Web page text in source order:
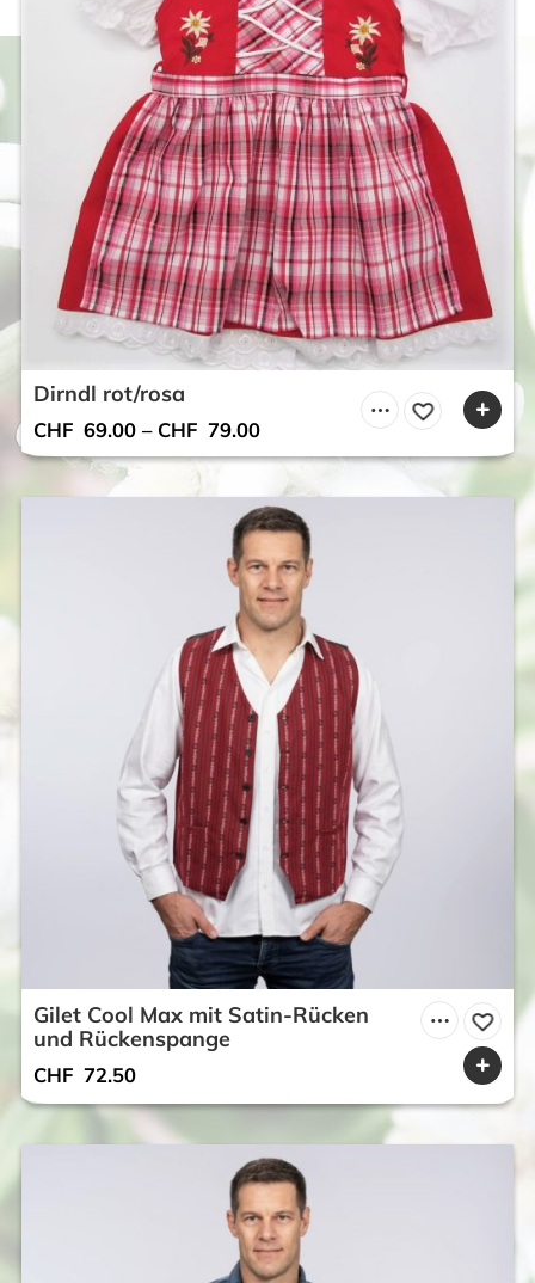
Dirndl rot/rosa
CHF 69.00 – CHF 79.00
Gilet Cool Max mit Satin-Rücken
und Rückenspange
CHF 72.50